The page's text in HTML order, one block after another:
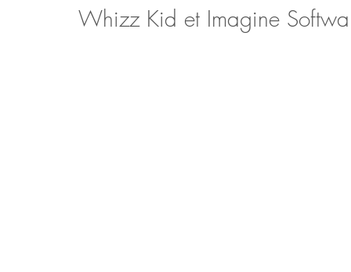
Whizz Kid et Imagine